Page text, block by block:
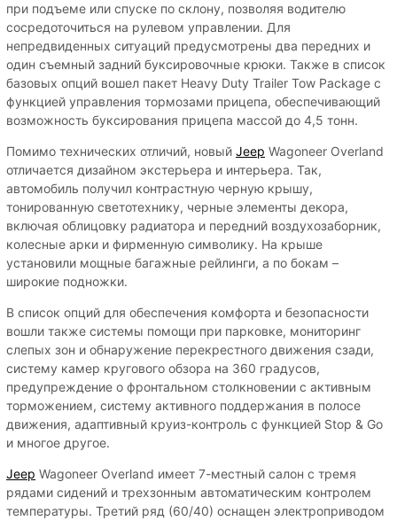
при подъеме или спуске по склону, позволяя водителю
сосредоточиться на рулевом управлении. Для
непредвиденных ситуаций предусмотрены два передних и
один съемный задний буксировочные крюки. Также в список
базовых опций вошел пакет Heavy Duty Trailer Tow Package с
функцией управления тормозами прицепа, обеспечивающий
возможность буксирования прицепа массой до 4,5 тонн.
Помимо технических отличий, новый Jeep Wagoneer Overland
отличается дизайном экстерьера и интерьера. Так,
автомобиль получил контрастную черную крышу,
тонированную светотехнику, черные элементы декора,
включая облицовку радиатора и передний воздухозаборник,
колесные арки и фирменную символику. На крыше
установили мощные багажные рейлинги, а по бокам –
широкие подножки.
В список опций для обеспечения комфорта и безопасности
вошли также системы помощи при парковке, мониторинг
слепых зон и обнаружение перекрестного движения сзади,
систему камер кругового обзора на 360 градусов,
предупреждение о фронтальном столкновении с активным
торможением, систему активного поддержания в полосе
движения, адаптивный круиз-контроль с функцией Stop & Go
и многое другое.
Jeep Wagoneer Overland имеет 7-местный салон с тремя
рядами сидений и трехзонным автоматическим контролем
температуры. Третий ряд (60/40) оснащен электроприводом